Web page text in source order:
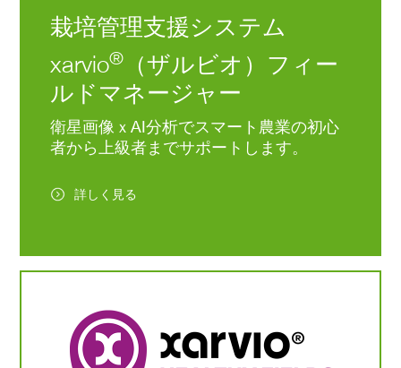
栽培管理支援システム
xarvio®
（ザルビオ）フィー
ルドマネージャー
衛星画像ｘAI分析でスマート農業の初心
者から上級者までサポートします。
詳しく見る